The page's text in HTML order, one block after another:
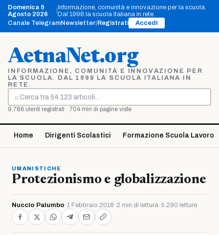
Vai
contenuto
Domenica 9
Agosto 2026
|Informazione, comunità e innovazione per la scuola.
Dal 1998 la scuola italiana in rete.
Canale TelegramNewsletter Registrati Accedi
AetnaNet.org
INFORMAZIONE, COMUNITÀ E INNOVAZIONE PER
LA SCUOLA. DAL 1998 LA SCUOLA ITALIANA IN
RETE.
⌕
Cerca
9.786 utenti registrati · 704 mln di pagine viste
Home Dirigenti Scolastici Formazione Scuola Lavoro
UMANISTICHE
Protezionismo e globalizzazione
Nuccio Palumbo ·1 Febbraio 2018 · 2 min di lettura· 5.290 letture